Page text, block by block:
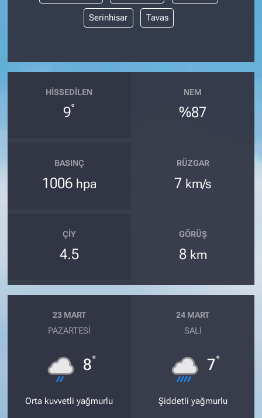
Serinhisar Tavas
HISSEDILEN
9°
NEM
%87
BASINÇ
1006 hpa
RÜZGAR
7 km/s
ÇIY
4.5
GÖRÜŞ
8 km
23 MART
PAZARTESI
8°
Orta kuvvetli yağmurlu
24 MART
SALI
7°
Şiddetli yağmurlu